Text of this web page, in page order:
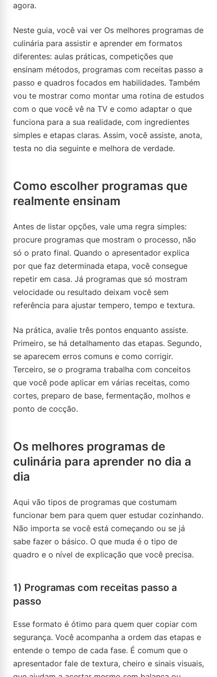
agora.
Neste guia, você vai ver Os melhores programas de
culinária para assistir e aprender em formatos
diferentes: aulas práticas, competições que
ensinam métodos, programas com receitas passo a
passo e quadros focados em habilidades. Também
vou te mostrar como montar uma rotina de estudos
com o que você vê na TV e como adaptar o que
funciona para a sua realidade, com ingredientes
simples e etapas claras. Assim, você assiste, anota,
testa no dia seguinte e melhora de verdade.
Como escolher programas que
realmente ensinam
Antes de listar opções, vale uma regra simples:
procure programas que mostram o processo, não
só o prato final. Quando o apresentador explica
por que faz determinada etapa, você consegue
repetir em casa. Já programas que só mostram
velocidade ou resultado deixam você sem
referência para ajustar tempero, tempo e textura.
Na prática, avalie três pontos enquanto assiste.
Primeiro, se há detalhamento das etapas. Segundo,
se aparecem erros comuns e como corrigir.
Terceiro, se o programa trabalha com conceitos
que você pode aplicar em várias receitas, como
cortes, preparo de base, fermentação, molhos e
ponto de cocção.
Os melhores programas de
culinária para aprender no dia a
dia
Aqui vão tipos de programas que costumam
funcionar bem para quem quer estudar cozinhando.
Não importa se você está começando ou se já
sabe fazer o básico. O que muda é o tipo de
quadro e o nível de explicação que você precisa.
1) Programas com receitas passo a
passo
Esse formato é ótimo para quem quer copiar com
segurança. Você acompanha a ordem das etapas e
entende o tempo de cada fase. É comum que o
apresentador fale de textura, cheiro e sinais visuais,